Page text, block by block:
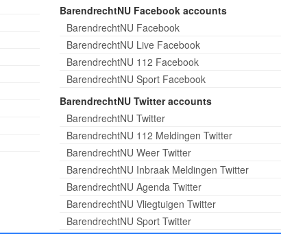
BarendrechtNU Facebook accounts
BarendrechtNU Facebook
BarendrechtNU Live Facebook
BarendrechtNU 112 Facebook
BarendrechtNU Sport Facebook
BarendrechtNU Twitter accounts
BarendrechtNU Twitter
BarendrechtNU 112 Meldingen Twitter
BarendrechtNU Weer Twitter
BarendrechtNU Inbraak Meldingen Twitter
BarendrechtNU Agenda Twitter
BarendrechtNU Vliegtuigen Twitter
BarendrechtNU Sport Twitter